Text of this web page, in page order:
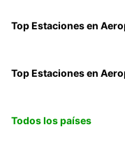
Top Estaciones en
Top Estaciones en
Todos los países